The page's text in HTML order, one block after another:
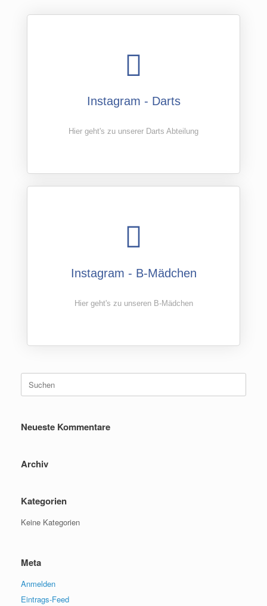
Instagram - Darts
Hier geht's zu unserer Darts Abteilung
Instagram - B-Mädchen
Hier geht's zu unseren B-Mädchen
Neueste Kommentare
Archiv
Kategorien
Keine Kategorien
Meta
Anmelden
Eintrags-Feed